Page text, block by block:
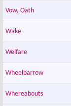
Vow, Oath
Wake
Welfare
Wheelbarrow
Whereabouts